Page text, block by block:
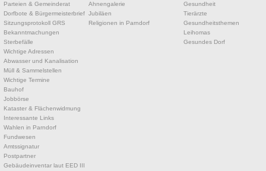
Parteien & Gemeinderat
Dorfbote & Bürgermeisterbrief
Sitzungsprotokoll GRS
Bekanntmachungen
Sterbefälle
Wichtige Adressen
Abwasser und Kanalisation
Müll & Sammelstellen
Wichtige Termine
Bauhof
Jobbörse
Kataster & Flächenwidmung
Interessante Links
Wahlen in Parndorf
Fundwesen
Amtssignatur
Postpartner
Gebäudeinventar laut EED III
Ahnengalerie
Jubiläen
Religionen in Parndorf
Gesundheit
Tierärzte
Gesundheitsthemen
Leihomas
Gesundes Dorf